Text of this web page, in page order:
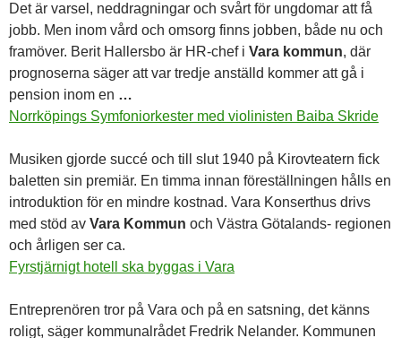
Det är varsel, neddragningar och svårt för ungdomar att få
jobb. Men inom vård och omsorg finns jobben, både nu och
framöver. Berit Hallersbo är HR-chef i Vara kommun, där
prognoserna säger att var tredje anställd kommer att gå i
pension inom en …
Norrköpings Symfoniorkester med violinisten Baiba Skride
Musiken gjorde succé och till slut 1940 på Kirovteatern fick
baletten sin premiär. En timma innan föreställningen hålls en
introduktion för en mindre kostnad. Vara Konserthus drivs
med stöd av Vara Kommun och Västra Götalands- regionen
och årligen ser ca.
Fyrstjärnigt hotell ska byggas i Vara
Entreprenören tror på Vara och på en satsning, det känns
roligt, säger kommunalrådet Fredrik Nelander. Kommunen